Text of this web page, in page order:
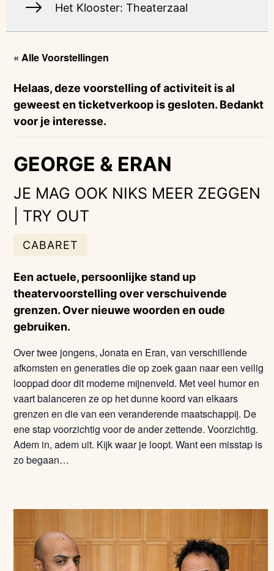
« Alle Voorstellingen
Helaas, deze voorstelling of activiteit is al
geweest en ticketverkoop is gesloten. Bedankt
voor je interesse.
GEORGE & ERAN
JE MAG OOK NIKS MEER ZEGGEN
| TRY OUT
CABARET
Een actuele, persoonlijke stand up
theatervoorstelling over verschuivende
grenzen. Over nieuwe woorden en oude
gebruiken.
Over twee jongens, Jonata en Eran, van verschillende
afkomsten en generaties die op zoek gaan naar een veilig
looppad door dit moderne mijnenveld. Met veel humor en
vaart balanceren ze op het dunne koord van elkaars
grenzen en die van een veranderende maatschappij. De
ene stap voorzichtig voor de ander zettende. Voorzichtig.
Adem in, adem uit. Kijk waar je loopt. Want een misstap is
zo begaan…
Het Klooster: Theaterzaal